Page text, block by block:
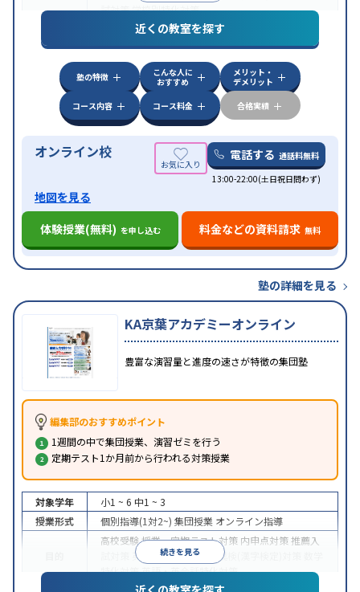
試対策学校別特化対策
特徴
中高一貫校生に対応授業の振替可能
学習にPC・タブレットを利用オンライン対応1
科目から受講可能
近くの教室を探す
塾の特徴
こんな人に
おすすめ
メリット・
デメリット
コース内容
コース料金 合格実績
オンライン校 電話する 通話料無料
13:00-22:00(土日祝日問わず)
地図を見る
体験授業(無料) を申し込む 料金などの資料請求 無料
塾の詳細を見る
KA京葉アカデミーオンライン
豊富な演習量と進度の速さが特徴の集団塾
編集部のおすすめポイント
1週間の中で集団授業、演習ゼミを行う
定期テスト1か月前から行われる対策授業
続きを見る
対象学年 小1 ~ 6 中1 ~ 3
授業形式
個別指導(1対2~) 集団授業 オンライン指導
高校受験授業・定期テスト対策 内申点対策推薦入
英検(英語検定)対策 漢検(漢字検定)対策
特化対策英語・英会話特化対策